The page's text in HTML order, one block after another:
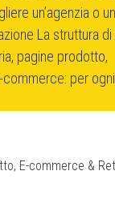
un’agenzia o un
La struttura di
pagine prodotto,
per
E-commerce &